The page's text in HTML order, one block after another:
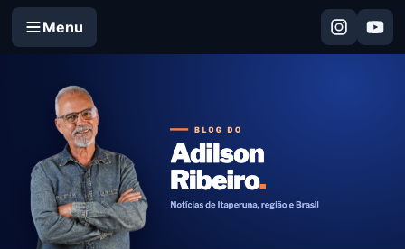
Menu